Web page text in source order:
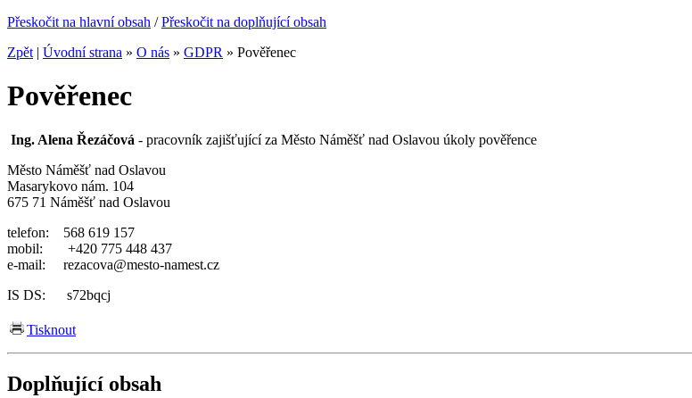
Přeskočit na hlavní obsah /Přeskočit na doplňující obsah
Zpět | Úvodní strana » O nás » GDPR » Pověřenec
Pověřenec
Ing. Alena Řezáčová - pracovník zajišťující za Město Náměšť nad Oslavou úkoly pověřence
Město Náměšť nad Oslavou
Masarykovo nám. 104
675 71 Náměšť nad Oslavou
telefon: 568 619 157
mobil: +420 775 448 437
e-mail: rezacova@mesto-namest.cz
IS DS: s72bqcj
Tisknout
Doplňující obsah